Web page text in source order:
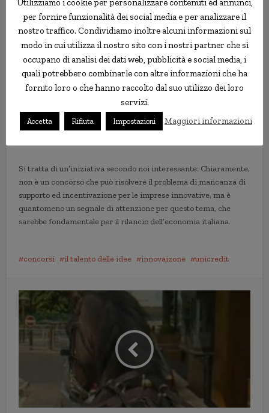
sicuramente bisogno. UniCredit è da
sempre attenta a promuovere e valorizzare
talenti e ha messo in campo diverse
iniziative e offerte specifiche – ha aggiunto
-. Il bando presentato oggi è una chiamata a
tutti quei giovani che vogliono investire nel
loro futuro e nelle loro idee e che facendolo,
contribuiranno alla crescita dell’intero
Si tratta di un’iniziativa secondo noi interessante: Chiaramente,
non è un concorso che può risolvere il problema di mancanza di
supporto ed incentivazione per le imprese innovative, ma è
quantomeno un segnale di attenzione per questo tema, che
sarebbe fondamentale per il rilancio dell’economia italiana.
concorsi il talento delle idee innovaizone unicredit
Utilizziamo i cookie per personalizzare contenuti ed annunci,
per fornire funzionalità dei social media e per analizzare il
nostro traffico. Condividiamo inoltre alcuni informazioni sul
modo in cui utilizza il nostro sito con i nostri partner che si
occupano di analisi dei dati web, pubblicità e social media, i
quali potrebbero combinarle con altre informazioni che ha
fornito loro o che hanno raccolto dal suo utilizzo dei loro
servizi.
Accetta Rifiuta Impostazioni Maggiori informazioni